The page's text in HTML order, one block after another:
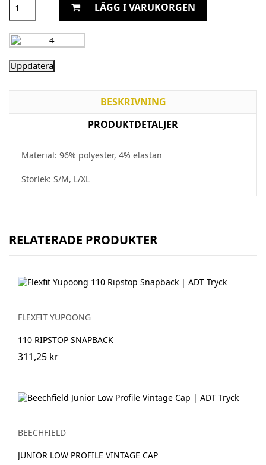
LÄGG I VARUKORGEN
BESKRIVNING
PRODUKTDETALJER
Material: 96% polyester, 4% elastan
Storlek: S/M, L/XL
RELATERADE PRODUKTER
FLEXFIT YUPOONG
110 RIPSTOP SNAPBACK
311,25 kr
BEECHFIELD
JUNIOR LOW PROFILE VINTAGE CAP